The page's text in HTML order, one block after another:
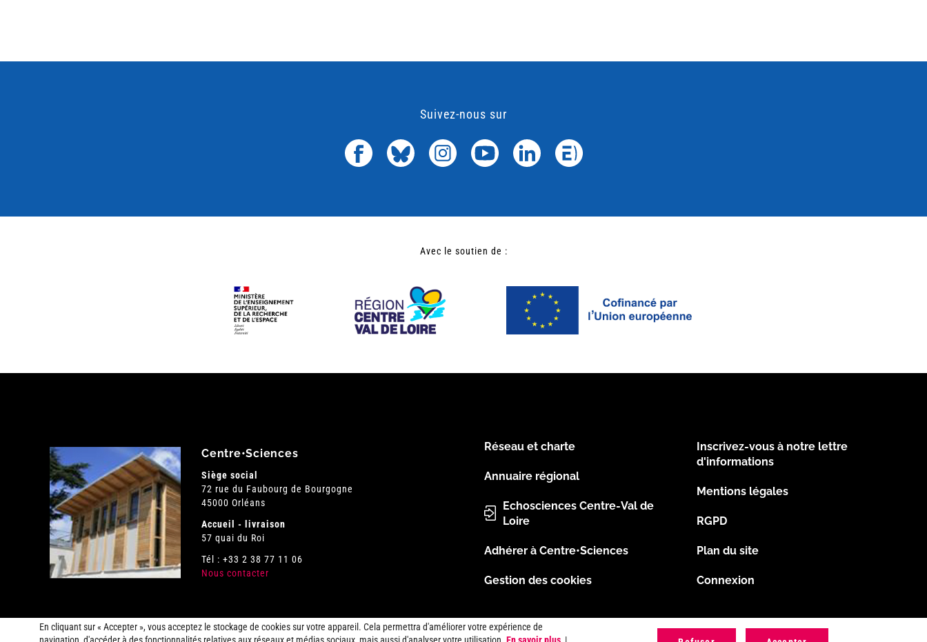
Suivez-nous sur
Avec le soutien de :
Centre•Sciences
Siège social
72 rue du Faubourg de Bourgogne
45000 Orléans
Accueil - livraison
57 quai du Roi
Tél : +33 2 38 77 11 06
Nous contacter
Menu
Pied
de
page
Réseau et charte
Annuaire régional
Echosciences Centre-Val de
Loire
Adhérer à Centre•Sciences
Gestion des cookies
Footer
2
Inscrivez-vous à notre lettre
d'informations
Mentions légales
RGPD
Plan du site
Connexion
En cliquant sur « Accepter », vous acceptez le stockage de cookies sur votre appareil. Cela permettra d'améliorer votre expérience de